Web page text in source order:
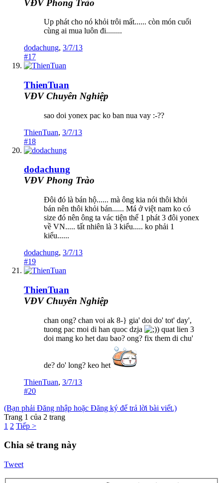
VĐV Phong Trào
Up phát cho nó khỏi trôi mất...... còn món cuối
cùng ai mua luôn đi........
dodachung, 3/7/13
#17
ThienTuan
VĐV Chuyên Nghiệp
sao doi yonex pac ko ban nua vay :-??
ThienTuan, 3/7/13
#18
dodachung
VĐV Phong Trào
Đôi đó là bán hộ...... mà ông kia nói thôi khỏi
bán nên thôi khỏi bán...... Má ở việt nam ko có
size đó nên ông ta vác tiện thể 1 phát 3 đôi yonex
về VN..... tất nhiên là 3 kiểu..... ko phải 1
kiểu......
dodachung, 3/7/13
#19
ThienTuan
VĐV Chuyên Nghiệp
chan ong? chan voi ak 8-} gia' doi do' tot' day',
tuong pac moi di han quoc dzja
) quat lien 3
doi mang ko het dau bao? ong? fix them di chu'
de? do' long? keo het
ThienTuan, 3/7/13
#20
(Bạn phải Đăng nhập hoặc Đăng ký để trả lời bài viết.)
Trang 1 của 2 trang
1 2 Tiếp >
Chia sẻ trang này
Tweet